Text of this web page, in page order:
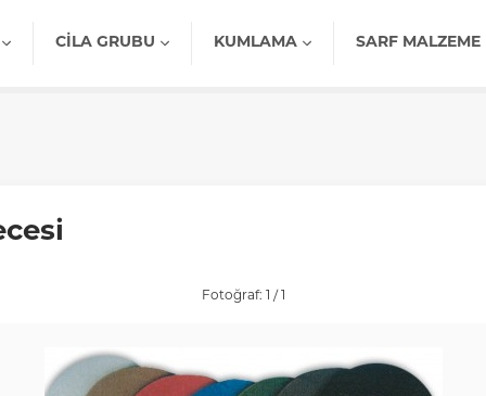
CILA GRUBU KUMLAMA SARF MALZEME
Fotoğraf: 1 / 1